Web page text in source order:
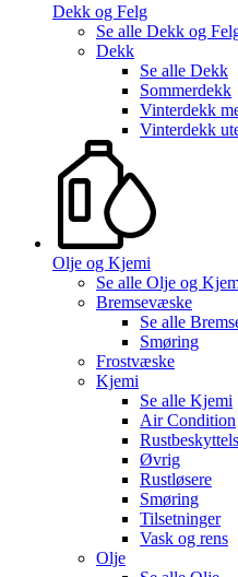
Dekk og Felg
Se alle Dekk og
Dekk
Se alle Dekk
Sommerdekk
Vinterdekk
Vinterdekk
Olje og Kjemi
Se alle Olje og
Bremsevæske
Se alle
Smøring
Frostvæske
Kjemi
Se alle Kjemi
Air Condition
Øvrig
Rustløsere
Smøring
Tilsetninger
Vask og rens
Olje